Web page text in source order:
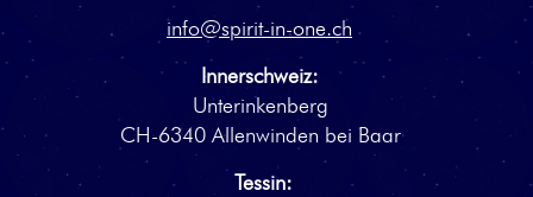
info@spirit-in-one.ch
Innerschweiz:
Unterinkenberg
CH-6340 Allenwinden bei Baar
Tessin: